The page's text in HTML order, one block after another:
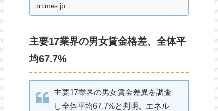
prtimes.jp
主要17業界の男女賃金格差、全体平
均67.7%
主要17業界の男女賃金差異を調査
し全体平均67.7%と判明。エネル